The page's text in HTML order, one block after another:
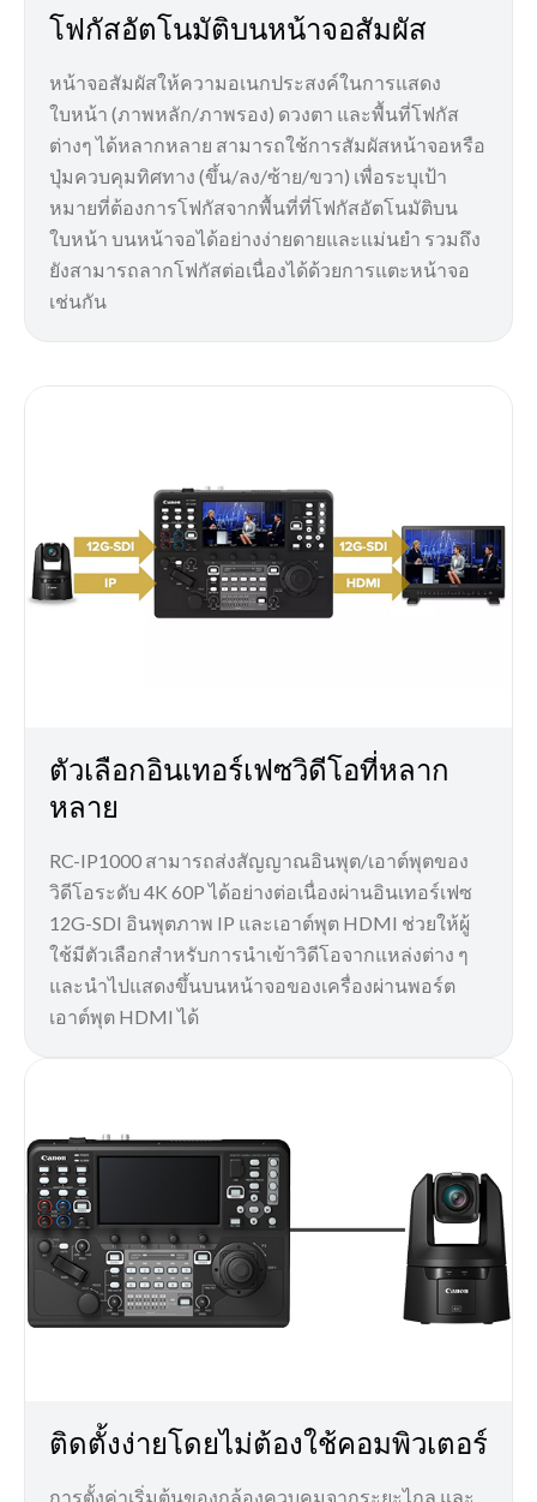
โฟกัสอัตโนมัติบนหน้าจอสัมผัส
หน้าจอสัมผัสให้ความอเนกประสงค์ในการแสดง
ใบหน้า (ภาพหลัก/ภาพรอง) ดวงตา และพื้นที่โฟกัส
ต่างๆ ได้หลากหลาย สามารถใช้การสัมผัสหน้าจอหรือ
ปุ่มควบคุมทิศทาง (ขึ้น/ลง/ซ้าย/ขวา) เพื่อระบุเป้า
หมายที่ต้องการโฟกัสจากพื้นที่ที่โฟกัสอัตโนมัติบน
ใบหน้า บนหน้าจอได้อย่างง่ายดายและแม่นยำ รวมถึง
ยังสามารถลากโฟกัสต่อเนื่องได้ด้วยการแตะหน้าจอ
เช่นกัน
ตัวเลือกอินเทอร์เฟซวิดีโอที่หลาก
หลาย
RC-IP1000 สามารถส่งสัญญาณอินพุต/เอาต์พุตของ
วิดีโอระดับ 4K 60P ได้อย่างต่อเนื่องผ่านอินเทอร์เฟซ
12G-SDI อินพุตภาพ IP และเอาต์พุต HDMI ช่วยให้ผู้
ใช้มีตัวเลือกสำหรับการนำเข้าวิดีโอจากแหล่งต่าง ๆ
และนำไปแสดงขึ้นบนหน้าจอของเครื่องผ่านพอร์ต
เอาต์พุต HDMI ได้
ติดตั้งง่ายโดยไม่ต้องใช้คอมพิวเตอร์
การตั้งค่าเริ่มต้นของกล้องควบคุมจากระยะไกล และ